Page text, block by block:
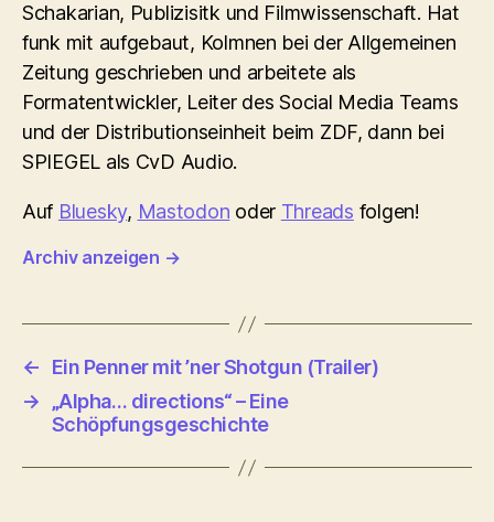
Schakarian, Publizisitk und Filmwissenschaft. Hat
funk mit aufgebaut, Kolmnen bei der Allgemeinen
Zeitung geschrieben und arbeitete als
Formatentwickler, Leiter des Social Media Teams
und der Distributionseinheit beim ZDF, dann bei
SPIEGEL als CvD Audio.
Auf Bluesky, Mastodon oder Threads folgen!
Archiv anzeigen →
←
Ein Penner mit ’ner Shotgun (Trailer)
→
„Alpha… directions“ – Eine
Schöpfungsgeschichte